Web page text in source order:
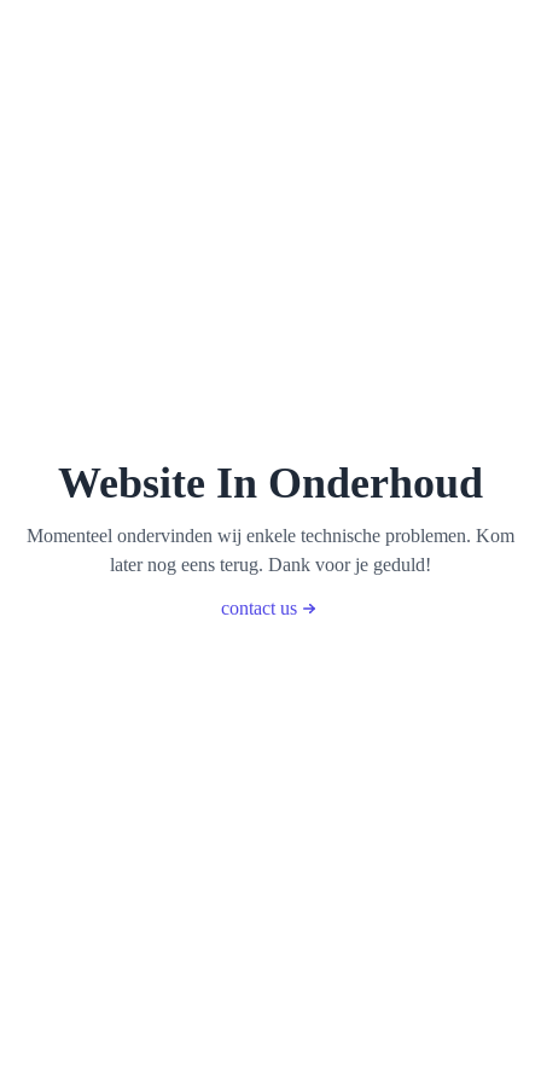
Website In Onderhoud
Momenteel ondervinden wij enkele technische problemen. Kom
later nog eens terug. Dank voor je geduld!
contact us